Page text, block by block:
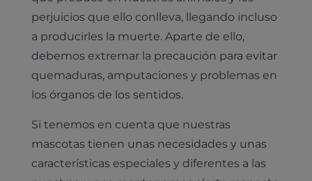
perjuicios que ello conlleva, llegando incluso
a producirles la muerte. Aparte de ello,
debemos extremar la precaución para evitar
quemaduras, amputaciones y problemas en
los órganos de los sentidos.
Si tenemos en cuenta que nuestras
mascotas tienen unas necesidades y unas
características especiales y diferentes a las